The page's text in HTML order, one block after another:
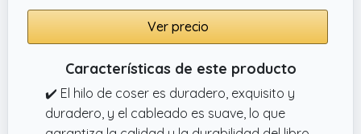
papel, borre el deshilachado y los problemas
de sombra.
✔️ Agenda de direcciones y agenda
telefónica recargable de piel sintética de alta
calidad con pestañas AZ, es un organizador
de direcciones perfecto con un elegante sello
Ver precio
Características de este producto
✔️ El hilo de coser es duradero, exquisito y
duradero, y el cableado es suave, lo que